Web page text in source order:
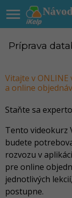

Príprava
Vitajte v
a online
Staňte sa
Tento videokurz
budete
rozvozu v
pre online
jednotlivých
postupne.